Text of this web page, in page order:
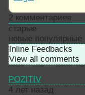
2комментариев
старые
новые популярные
Inline Feedbacks
View all comments
POZITIV
4 лет назад